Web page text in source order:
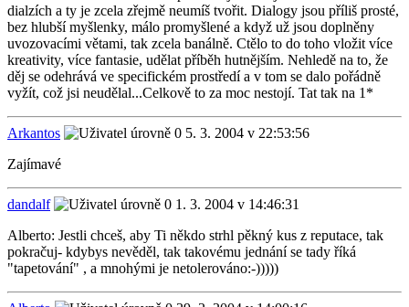
dialzích a ty je zcela zřejmě neumíš tvořit. Dialogy jsou příliš prosté,
bez hlubší myšlenky, málo promyšlené a když už jsou doplněny
uvozovacími větami, tak zcela banálně. Ctělo to do toho vložit více
kreativity, více fantasie, udělat příběh hutnějším. Nehledě na to, že
děj se odehrává ve specifickém prostředí a v tom se dalo pořádně
vyžít, což jsi neudělal...Celkově to za moc nestojí. Tat tak na 1*
Arkantos
5. 3. 2004 v 22:53:56
Zajímavé
dandalf
1. 3. 2004 v 14:46:31
Alberto: Jestli chceš, aby Ti někdo strhl pěkný kus z reputace, tak
pokračuj- kdybys nevěděl, tak takovému jednání se tady říká
"tapetování" , a mnohými je netolerováno:-)))))